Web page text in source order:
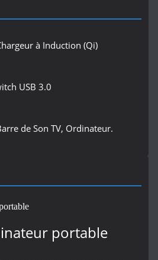
à Induction (Qi)
USB 3.0
de Son TV, Ordinateur.
portable